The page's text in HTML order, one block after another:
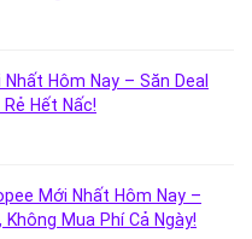
Hôm Nay – Săn Deal
Hết Nấc!
Mới Nhất Hôm Nay –
Không Mua Phí Cả Ngày!